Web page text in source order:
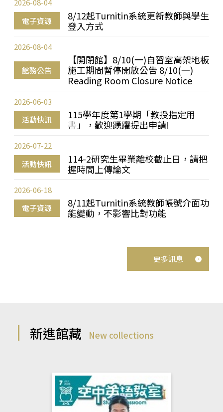
電子資源
8/12起Turnitin系統更新教師與學生
登入方式
2026-08-04
館務公告
【開閉館】8/10(一)自習室高架地板
施工期間暫停開放公告 8/10(一)
Reading Room Closure Notice
2026-08-04
活動快訊
115學年度第1學期「教授指定用
書」，歡迎踴躍提出申請!
2026-06-03
活動快訊
114-2研究生畢業離校截止日，請把
握時間上傳論文
2026-07-22
電子資源
8/11起Turnitin系統教師帳號介面功
能變動，不影響比對功能
2026-06-18
更多訊息
新進館藏 New collections